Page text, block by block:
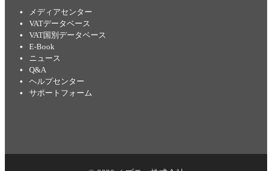
メディアセンター
VATデータベース
VAT国別データベース
E-Book
ニュース
Q&A
ヘルプセンター
サポートフォーム